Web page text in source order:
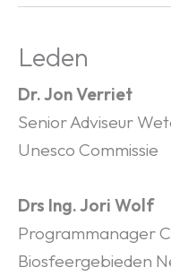
Leden
Dr. Jon Verriet
Senior Adviseur
Unesco Commissie
Drs Ing. Jori Wolf
Programmanager
Biosfeergebieden